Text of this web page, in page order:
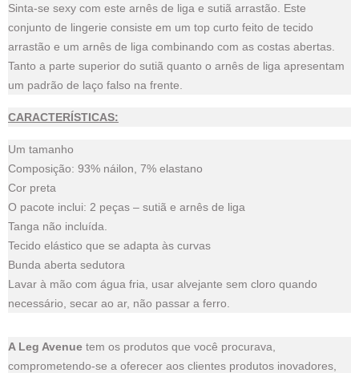
Sinta-se sexy com este arnês de liga e sutiã arrastão. Este
conjunto de lingerie consiste em um top curto feito de tecido
arrastão e um arnês de liga combinando com as costas abertas.
Tanto a parte superior do sutiã quanto o arnês de liga apresentam
um padrão de laço falso na frente.
CARACTERÍSTICAS:
Um tamanho
Composição: 93% náilon, 7% elastano
Cor preta
O pacote inclui: 2 peças – sutiã e arnês de liga
Tanga não incluída.
Tecido elástico que se adapta às curvas
Bunda aberta sedutora
Lavar à mão com água fria, usar alvejante sem cloro quando
necessário, secar ao ar, não passar a ferro.
A Leg Avenue tem os produtos que você procurava,
comprometendo-se a oferecer aos clientes produtos inovadores,